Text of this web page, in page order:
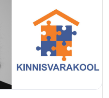
Martina Proosa ülevaate,
peavad olema
lepitud, et lepingu
võimalikult ladusalt ja
on oodatud:
juhatuse liikmed ja
spetsialistid –...